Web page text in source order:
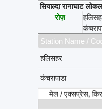
सियाल्दा रानाघाट लोकल
रोज़
Station Name /
हलिसहर
कंचरापाडा
मेल / एक्सप्रेस,